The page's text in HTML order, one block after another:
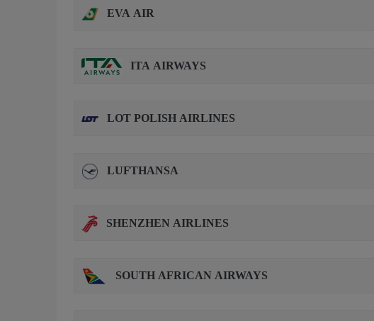
EVA AIR
ITA AIRWAYS
LOT POLISH AIRLINES
LUFTHANSA
SHENZHEN AIRLINES
SOUTH AFRICAN AIRWAYS